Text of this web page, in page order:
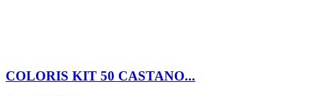
COLORIS KIT 50 CASTANO...